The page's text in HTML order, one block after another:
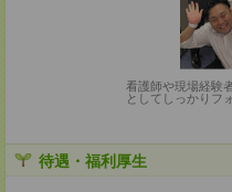
看護師や現場経験
としてしっかりフ
待遇・福利厚生